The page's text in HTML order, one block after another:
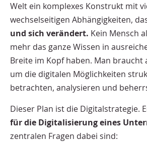
Welt ein komplexes Konstrukt mit
wechselseitigen Abhängigkeiten,
und sich verändert. Kein Mensch
mehr das ganze Wissen in
Breite im Kopf haben. Man braucht
um die digitalen Möglichkeiten
betrachten, analysieren und
Dieser Plan ist die Digitalstrategie.
für die Digitalisierung eines
zentralen Fragen dabei sind: